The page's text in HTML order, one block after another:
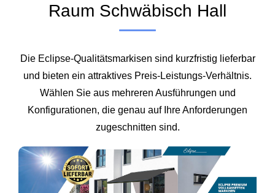
Raum Schwäbisch Hall
Die Eclipse-Qualitätsmarkisen sind kurzfristig lieferbar
und bieten ein attraktives Preis-Leistungs-Verhältnis.
Wählen Sie aus mehreren Ausführungen und
Konfigurationen, die genau auf Ihre Anforderungen
zugeschnitten sind.